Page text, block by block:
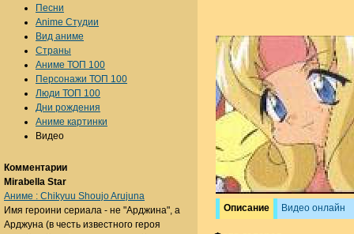
Описание Видео онлайн
Песни
Anime Студии
Вид аниме
Страны
Аниме ТОП 100
Персонажи ТОП 100
Люди ТОП 100
Дни рождения
Аниме картинки
Видео
Комментарии
Mirabella Star
Аниме : Chikyuu Shoujo Arujuna
Имя героини сериала - не "Арджина", а
Арджуна (в честь известного героя